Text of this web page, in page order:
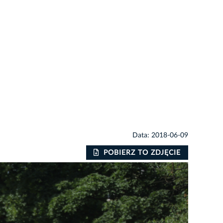
Data: 2018-06-09
POBIERZ TO ZDJĘCIE